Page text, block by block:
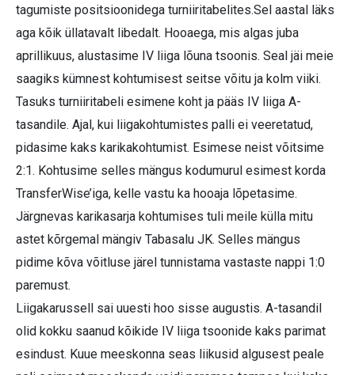
tagumiste positsioonidega turniiritabelites.Sel aastal läks
aga kõik üllatavalt libedalt. Hooaega, mis algas juba
aprillikuus, alustasime IV liiga lõuna tsoonis. Seal jäi meie
saagiks kümnest kohtumisest seitse võitu ja kolm viiki.
Tasuks turniiritabeli esimene koht ja pääs IV liiga A-
tasandile. Ajal, kui liigakohtumistes palli ei veeretatud,
pidasime kaks karikakohtumist. Esimese neist võitsime
2:1. Kohtusime selles mängus kodumurul esimest korda
TransferWise’iga, kelle vastu ka hooaja lõpetasime.
Järgnevas karikasarja kohtumises tuli meile külla mitu
astet kõrgemal mängiv Tabasalu JK. Selles mängus
pidime kõva võitluse järel tunnistama vastaste nappi 1:0
paremust.
Liigakarussell sai uuesti hoo sisse augustis. A-tasandil
olid kokku saanud kõikide IV liiga tsoonide kaks parimat
esindust. Kuue meeskonna seas liikusid algusest peale